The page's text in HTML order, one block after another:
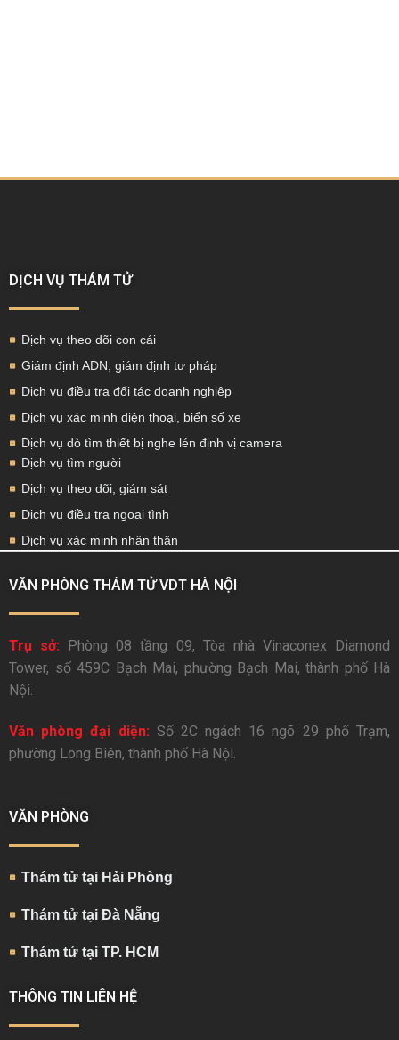
DỊCH VỤ THÁM TỬ
Dịch vụ theo dõi con cái
Giám định ADN, giám định tư pháp
Dịch vụ điều tra đối tác doanh nghiệp
Dịch vụ xác minh điện thoại, biển số xe
Dịch vụ dò tìm thiết bị nghe lén định vị camera
Dịch vụ tìm người
Dịch vụ theo dõi, giám sát
Dịch vụ điều tra ngoại tình
Dịch vụ xác minh nhân thân
VĂN PHÒNG THÁM TỬ VDT HÀ NỘI
Trụ sở:
Phòng 08 tầng 09, Tòa nhà Vinaconex Diamond
Tower, số 459C Bạch Mai, phường Bạch Mai, thành phố Hà
Nội.
Văn phòng đại diện: Số 2C ngách 16 ngõ 29 phố Trạm,
phường Long Biên, thành phố Hà Nội.
VĂN PHÒNG
Thám tử tại Hải Phòng
Thám tử tại Đà Nẵng
Thám tử tại TP. HCM
THÔNG TIN LIÊN HỆ